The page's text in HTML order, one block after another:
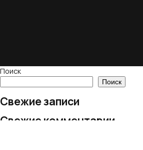
Поиск
Поиск
Свежие записи
Свежие комментарии